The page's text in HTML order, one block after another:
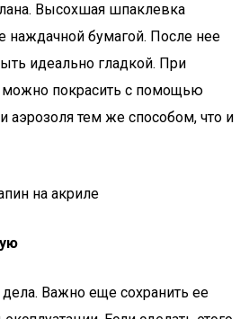
Высохшая шпаклевка
наждачной бумагой. После нее
идеально гладкой. При
можно покрасить с помощью
аэрозоля тем же способом, что и
на акриле
Важно еще сохранить ее